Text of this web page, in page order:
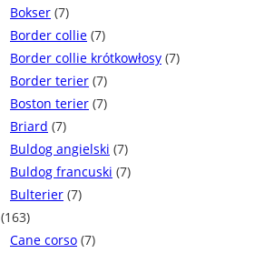
Bokser (7)
Border collie (7)
Border collie krótkowłosy (7)
Border terier (7)
Boston terier (7)
Briard (7)
Buldog angielski (7)
Buldog francuski (7)
Bulterier (7)
(163)
Cane corso (7)